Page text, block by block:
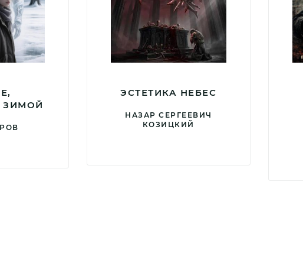
ЗИМОЙ
ЭСТЕТИКА НЕБЕС
НАЗАР СЕРГЕЕВИЧ
КОЗИЦКИЙ